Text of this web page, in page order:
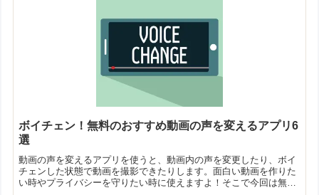
ボイチェン！無料のおすすめ動画の声を変えるアプリ6
選
動画の声を変えるアプリを使うと、動画内の声を変更したり、ボイ
チェンした状態で動画を撮影できたりします。面白い動画を作りた
い時やプライバシーを守りたい時に使えますよ！そこで今回は無料